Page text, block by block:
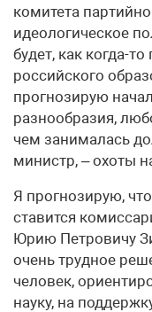
комитета
идеологическое
будет, как когда-
российского
прогнозирую
разнообразия,
чем занималась
министр, – охоты
Я прогнозирую,
ставится
Юрию Петровичу
очень трудное
человек,
науку, на